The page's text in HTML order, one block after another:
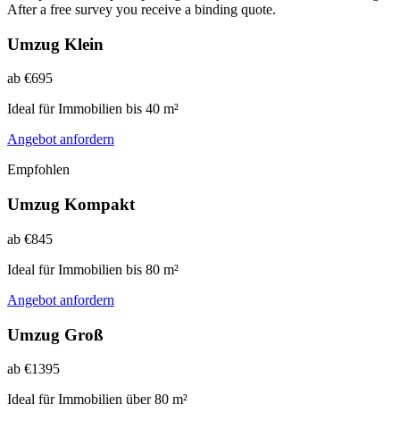
After a free survey you receive a binding quote.
Umzug Klein
ab €695
Ideal für Immobilien bis 40 m²
Angebot anfordern
Empfohlen
Umzug Kompakt
ab €845
Ideal für Immobilien bis 80 m²
Angebot anfordern
Umzug Groß
ab €1395
Ideal für Immobilien über 80 m²